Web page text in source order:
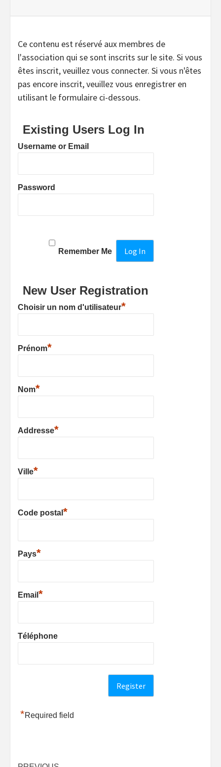
Ce contenu est réservé aux membres de
l'association qui se sont inscrits sur le site. Si vous
êtes inscrit, veuillez vous connecter. Si vous n'êtes
pas encore inscrit, veuillez vous enregistrer en
utilisant le formulaire ci-dessous.
Existing Users Log In
Username or Email
Password
Remember Me
New User Registration
Choisir un nom d'utilisateur*
Prénom*
Nom*
Addresse*
Ville*
Code postal *
Pays*
Email *
Téléphone
*Required field